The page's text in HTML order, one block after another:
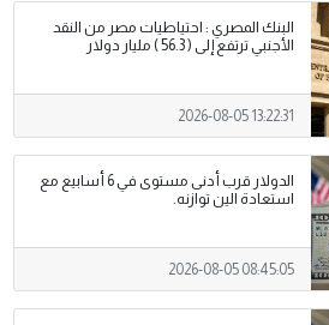
البنك المصري : احتياطيات مصر من النقد
الأجنبي ترتفع إلى ( 56.3 ) مليار دولار
2026-08-05 13:22:31
الدولار قرب أدنى مستوى في 6 أسابيع مع
استعادة الين توازنه.
2026-08-05 08:45:05